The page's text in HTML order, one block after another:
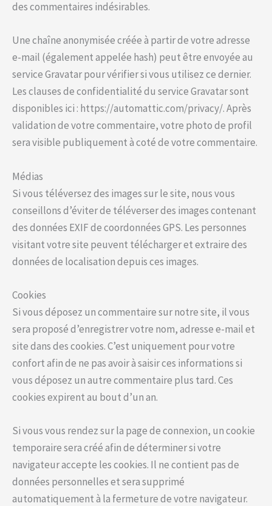
des commentaires indésirables.
Une chaîne anonymisée créée à partir de votre adresse
e-mail (également appelée hash) peut être envoyée au
service Gravatar pour vérifier si vous utilisez ce dernier.
Les clauses de confidentialité du service Gravatar sont
disponibles ici : https://automattic.com/privacy/. Après
validation de votre commentaire, votre photo de profil
sera visible publiquement à coté de votre commentaire.
Médias
Si vous téléversez des images sur le site, nous vous
conseillons d’éviter de téléverser des images contenant
des données EXIF de coordonnées GPS. Les personnes
visitant votre site peuvent télécharger et extraire des
données de localisation depuis ces images.
Cookies
Si vous déposez un commentaire sur notre site, il vous
sera proposé d’enregistrer votre nom, adresse e-mail et
site dans des cookies. C’est uniquement pour votre
confort afin de ne pas avoir à saisir ces informations si
vous déposez un autre commentaire plus tard. Ces
cookies expirent au bout d’un an.
Si vous vous rendez sur la page de connexion, un cookie
temporaire sera créé afin de déterminer si votre
navigateur accepte les cookies. Il ne contient pas de
données personnelles et sera supprimé
automatiquement à la fermeture de votre navigateur.